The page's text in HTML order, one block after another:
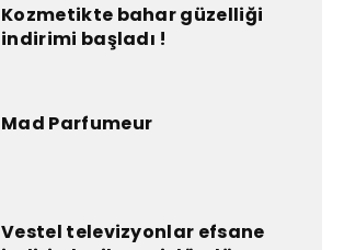
Kozmetikte bahar güzelliği
indirimi başladı !
Mad Parfumeur
Vestel televizyonlar efsane